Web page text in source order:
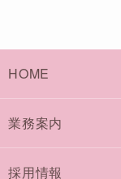
HOME
業務案内
採用情報